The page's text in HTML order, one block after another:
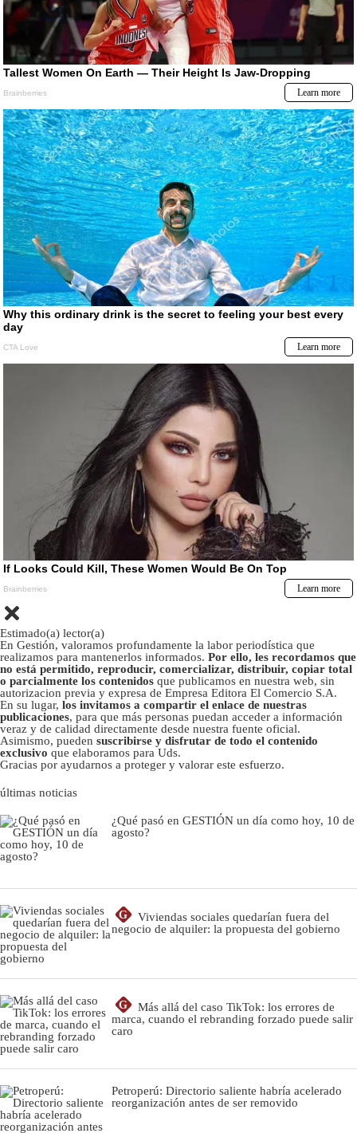
Estimado(a) lector(a)
En Gestión, valoramos profundamente la labor periodística que
realizamos para mantenerlos informados. Por ello, les recordamos que
no está permitido, reproducir, comercializar, distribuir, copiar total
o parcialmente los contenidos que publicamos en nuestra web, sin
autorizacion previa y expresa de Empresa Editora El Comercio S.A.
En su lugar, los invitamos a compartir el enlace de nuestras
publicaciones, para que más personas puedan acceder a información
veraz y de calidad directamente desde nuestra fuente oficial.
Asimismo, pueden suscribirse y disfrutar de todo el contenido
exclusivo que elaboramos para Uds.
Gracias por ayudarnos a proteger y valorar este esfuerzo.
últimas noticias
¿Qué pasó en GESTIÓN un día como hoy, 10 de
agosto?
G
Viviendas sociales quedarían fuera del
negocio de alquiler: la propuesta del gobierno
G
Más allá del caso TikTok: los errores de
marca, cuando el rebranding forzado puede salir
caro
Petroperú: Directorio saliente habría acelerado
reorganización antes de ser removido